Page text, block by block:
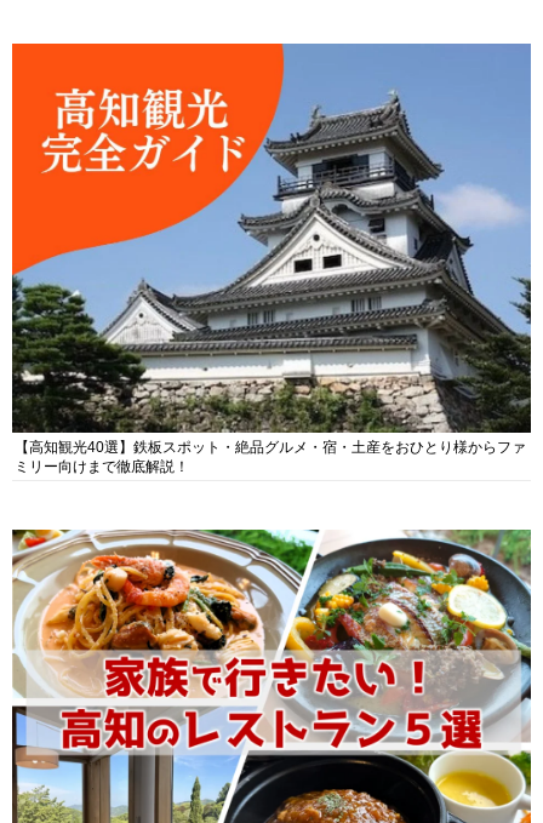
【高知観光40選】鉄板スポット・絶品グルメ・宿・土産をおひとり様からファ
ミリー向けまで徹底解説！